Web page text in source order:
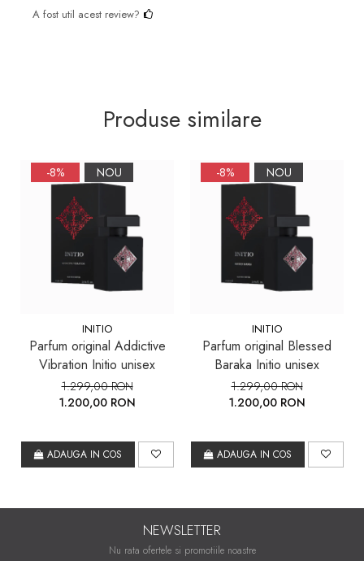
A fost util acest review?
Produse similare
-8% NOU
INITIO
Parfum original Addictive
Vibration Initio unisex
1.299,00 RON
1.200,00 RON
ADAUGA IN COS
-8% NOU
INITIO
Parfum original Blessed
Baraka Initio unisex
1.299,00 RON
1.200,00 RON
ADAUGA IN COS
NEWSLETTER
Nu rata ofertele si promotiile noastre